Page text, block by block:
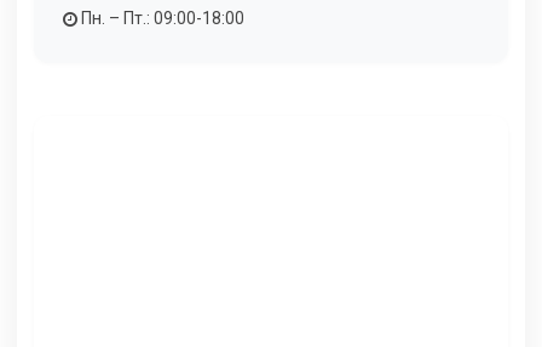
Пн. – Пт.: 09:00-18:00